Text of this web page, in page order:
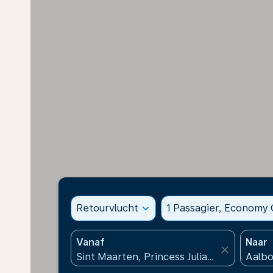
Retourvlucht expand_more 1 Passagier, Economy
Vanaf
close
Naar